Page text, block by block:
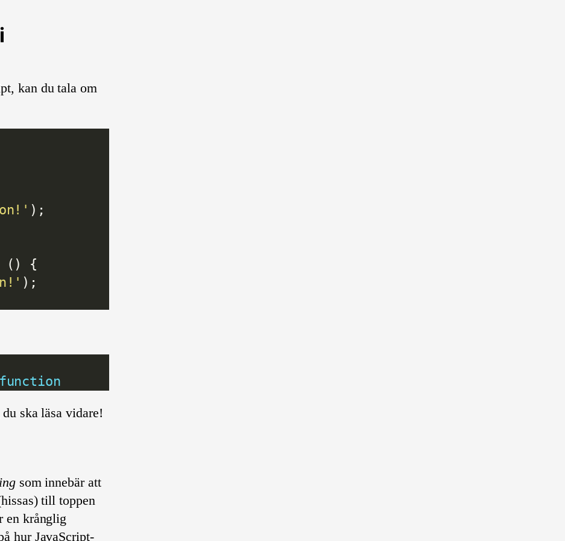
kan du tala om
function
ska läsa vidare!
som innebär att
till toppen
en krånglig
hur JavaScript-